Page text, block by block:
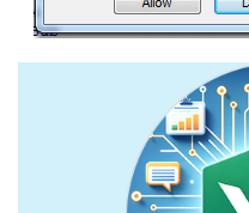
.Subject
Send
With
.Close
Kill